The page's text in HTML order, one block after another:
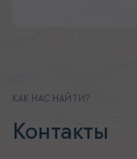
КАК НАС НАЙТИ?
Контакты